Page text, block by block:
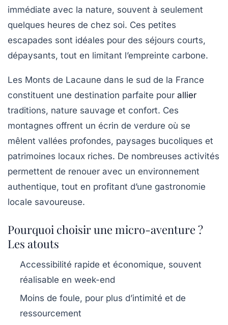
immédiate avec la nature, souvent à seulement
quelques heures de chez soi. Ces petites
escapades sont idéales pour des séjours courts,
dépaysants, tout en limitant l’empreinte carbone.
Les Monts de Lacaune dans le sud de la France
constituent une destination parfaite pour allier
traditions, nature sauvage et confort. Ces
montagnes offrent un écrin de verdure où se
mêlent vallées profondes, paysages bucoliques et
patrimoines locaux riches. De nombreuses activités
permettent de renouer avec un environnement
authentique, tout en profitant d’une gastronomie
locale savoureuse.
Pourquoi choisir une micro-aventure ?
Les atouts
Accessibilité rapide et économique, souvent
réalisable en week-end
Moins de foule, pour plus d’intimité et de
ressourcement